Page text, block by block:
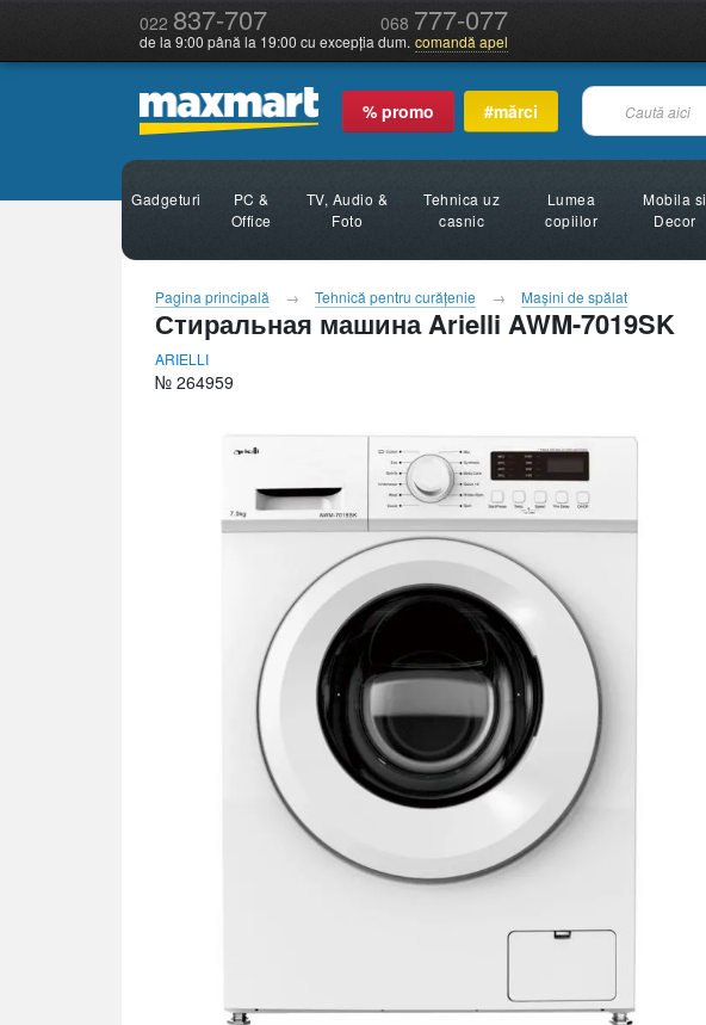
022 837-707 068 777-077
de la 9:00 până la 19:00 cu excepția dum. comandă apel
% promo #mărci
Gadgeturi
PC &
Office
TV, Audio &
Foto
Tehnica uz
casnic
Lumea
copiilor
Mobila si
Decor
Pagina principală Tehnică pentru curăţenie Maşini de spălat
Стиральная машина Arielli AWM-7019SK
ARIELLI
№ 264959